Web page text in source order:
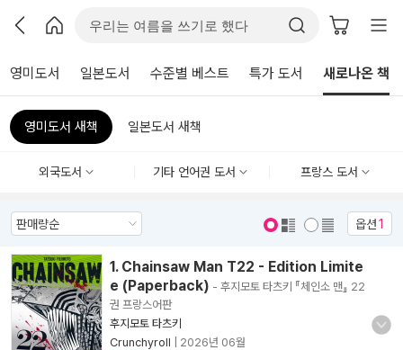
영미도서 일본도서 수준별 베스트 특가 도서 새로나온 책
영미도서 새책 일본도서 새책
외국도서 기타 언어권 도서 프랑스 도서
옵션1
1. Chainsaw Man T22 - Edition Limite
e (Paperback) - 후지모토 타츠키 『체인소 맨』 22
권 프랑스어판
후지모토 타츠키
Crunchyroll
2026년 06월